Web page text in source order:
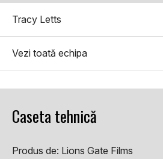
Tracy Letts
Vezi toată echipa
Caseta tehnică
Produs de: Lions Gate Films